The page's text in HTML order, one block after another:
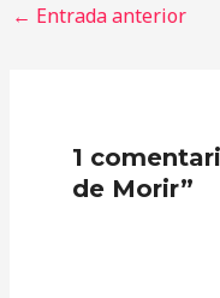
← Entrada anterior
1
de Morir”